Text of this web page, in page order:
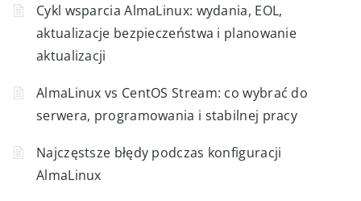
Cykl wsparcia AlmaLinux: wydania, EOL,
aktualizacje bezpieczeństwa i planowanie
aktualizacji
AlmaLinux vs CentOS Stream: co wybrać do
serwera, programowania i stabilnej pracy
Najczęstsze błędy podczas konfiguracji
AlmaLinux